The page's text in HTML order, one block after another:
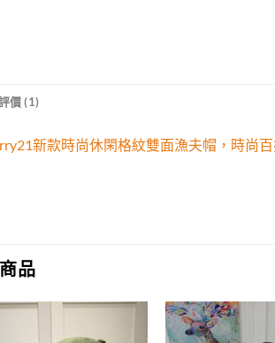
價 (1)
新款時尚休閑格紋雙面漁夫帽，時尚
品